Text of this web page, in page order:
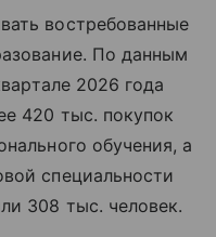
востребованные
По данным
2026 года
420 тыс. покупок
обучения, а
специальности
308 тыс. человек.